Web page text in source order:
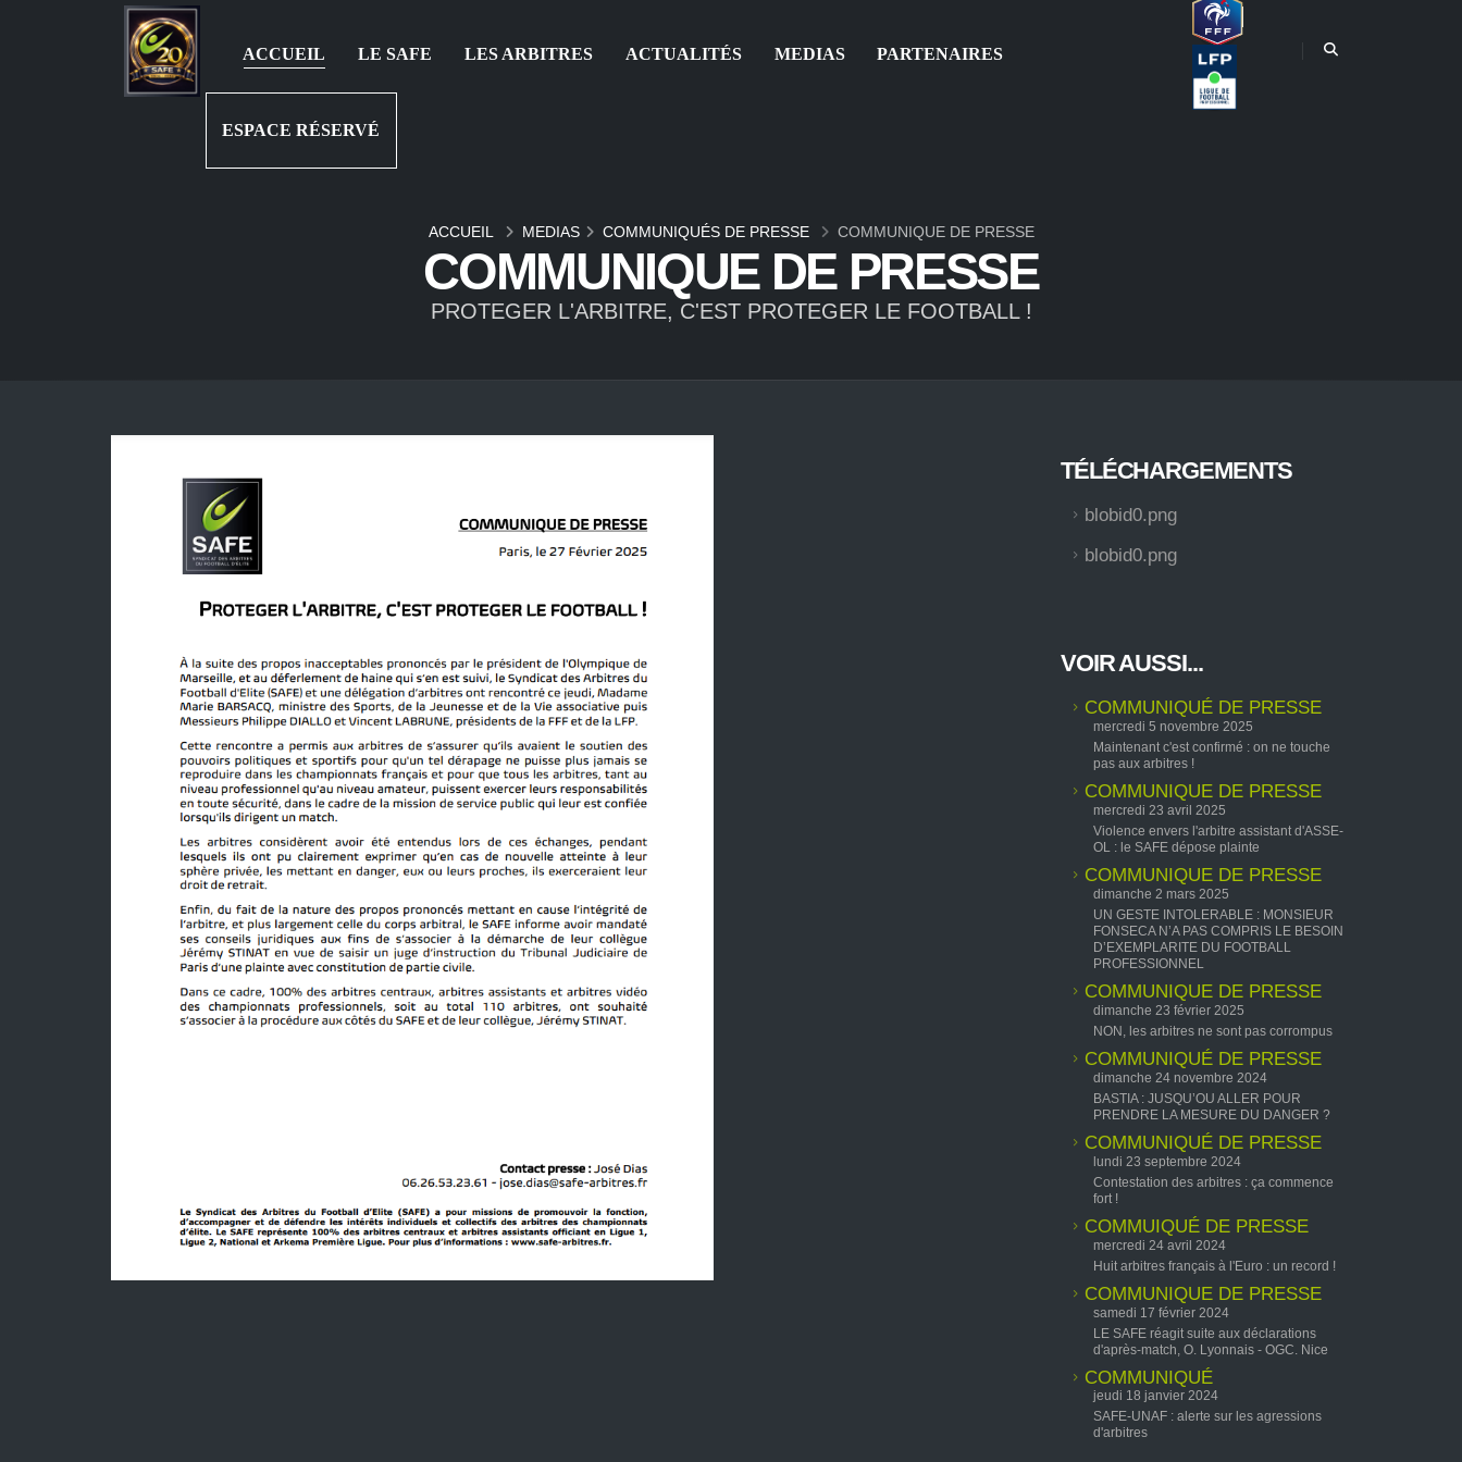
ACCUEIL LE SAFE LES ARBITRES ACTUALITÉS MEDIAS PARTENAIRES
ESPACE RÉSERVÉ
COMMUNIQUE DE PRESSE
PROTEGER L'ARBITRE, C'EST PROTEGER LE FOOTBALL !
ACCUEIL MEDIAS COMMUNIQUÉS DE PRESSE COMMUNIQUE DE PRESSE
TÉLÉCHARGEMENTS
blobid0.png
blobid0.png
VOIR AUSSI...
COMMUNIQUÉ DE PRESSE
mercredi 5 novembre 2025
Maintenant c'est confirmé : on ne touche
pas aux arbitres !
COMMUNIQUE DE PRESSE
mercredi 23 avril 2025
Violence envers l'arbitre assistant d'ASSE-
OL : le SAFE dépose plainte
COMMUNIQUE DE PRESSE
dimanche 2 mars 2025
UN GESTE INTOLERABLE : MONSIEUR
FONSECA N’A PAS COMPRIS LE BESOIN
D’EXEMPLARITE DU FOOTBALL
PROFESSIONNEL
COMMUNIQUE DE PRESSE
dimanche 23 février 2025
NON, les arbitres ne sont pas corrompus
COMMUNIQUÉ DE PRESSE
dimanche 24 novembre 2024
BASTIA : JUSQU’OU ALLER POUR
PRENDRE LA MESURE DU DANGER ?
COMMUNIQUÉ DE PRESSE
lundi 23 septembre 2024
Contestation des arbitres : ça commence
fort !
COMMUIQUÉ DE PRESSE
mercredi 24 avril 2024
Huit arbitres français à l'Euro : un record !
COMMUNIQUE DE PRESSE
samedi 17 février 2024
LE SAFE réagit suite aux déclarations
d'après-match, O. Lyonnais - OGC. Nice
COMMUNIQUÉ
jeudi 18 janvier 2024
SAFE-UNAF : alerte sur les agressions
d'arbitres